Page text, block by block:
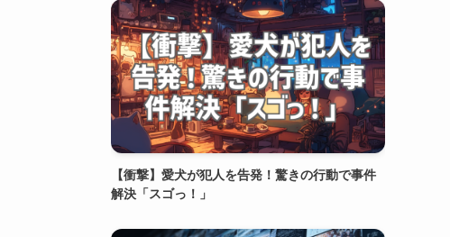
【衝撃】愛犬が犯人を告発！驚きの行動で事件
解決「スゴっ！」